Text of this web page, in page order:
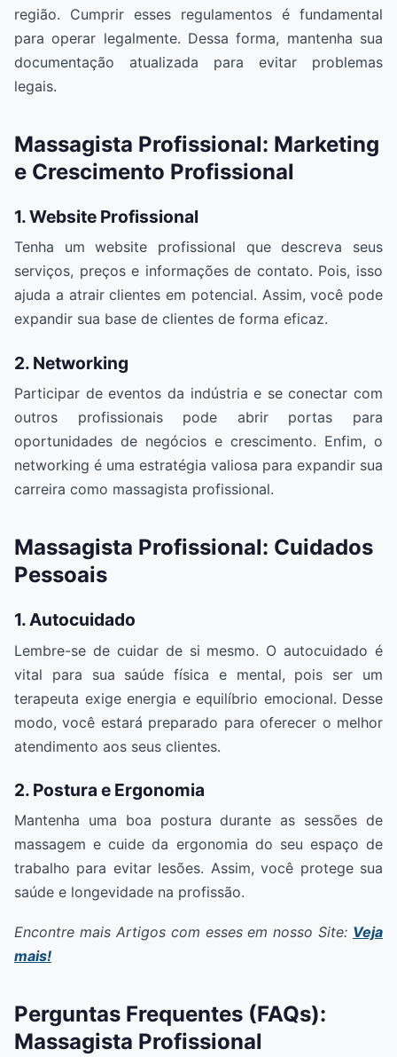
região. Cumprir esses regulamentos é fundamental
para operar legalmente. Dessa forma, mantenha sua
documentação atualizada para evitar problemas
legais.
Massagista Profissional: Marketing
e Crescimento Profissional
1. Website Profissional
Tenha um website profissional que descreva seus
serviços, preços e informações de contato. Pois, isso
ajuda a atrair clientes em potencial. Assim, você pode
expandir sua base de clientes de forma eficaz.
2. Networking
Participar de eventos da indústria e se conectar com
outros profissionais pode abrir portas para
oportunidades de negócios e crescimento. Enfim, o
networking é uma estratégia valiosa para expandir sua
carreira como massagista profissional.
Massagista Profissional: Cuidados
Pessoais
1. Autocuidado
Lembre-se de cuidar de si mesmo. O autocuidado é
vital para sua saúde física e mental, pois ser um
terapeuta exige energia e equilíbrio emocional. Desse
modo, você estará preparado para oferecer o melhor
atendimento aos seus clientes.
2. Postura e Ergonomia
Mantenha uma boa postura durante as sessões de
massagem e cuide da ergonomia do seu espaço de
trabalho para evitar lesões. Assim, você protege sua
saúde e longevidade na profissão.
Encontre mais Artigos com esses em nosso Site: Veja
mais!
Perguntas Frequentes (FAQs):
Massagista Profissional